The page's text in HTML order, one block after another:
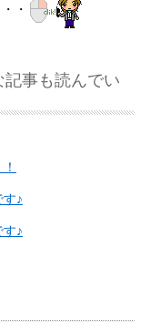
・
事も読んでい
♪
♪